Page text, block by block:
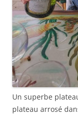
Un superbe
plateau arrosé